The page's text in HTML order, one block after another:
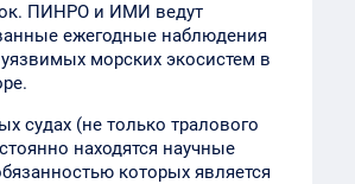
ПИНРО и ИМИ ведут
ежегодные наблюдения
морских экосистем в
судах (не только тралового
находятся научные
которых является